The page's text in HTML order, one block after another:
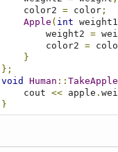
    color2
= color;
Apple ( int weight1
        weight2
=
        color2
=
}
};
void
Human :: TakeApple
    cout
<< apple .
}
int main(){